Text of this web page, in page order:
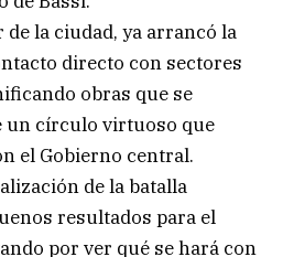
de la ciudad, ya arrancó la
directo con sectores
obras que se
un círculo virtuoso que
el Gobierno central.
de la batalla
resultados para el
por ver qué se hará con